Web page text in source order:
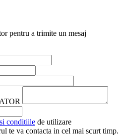
pentru a trimite un mesaj
conditiile de utilizare
te va contacta in cel mai scurt timp.